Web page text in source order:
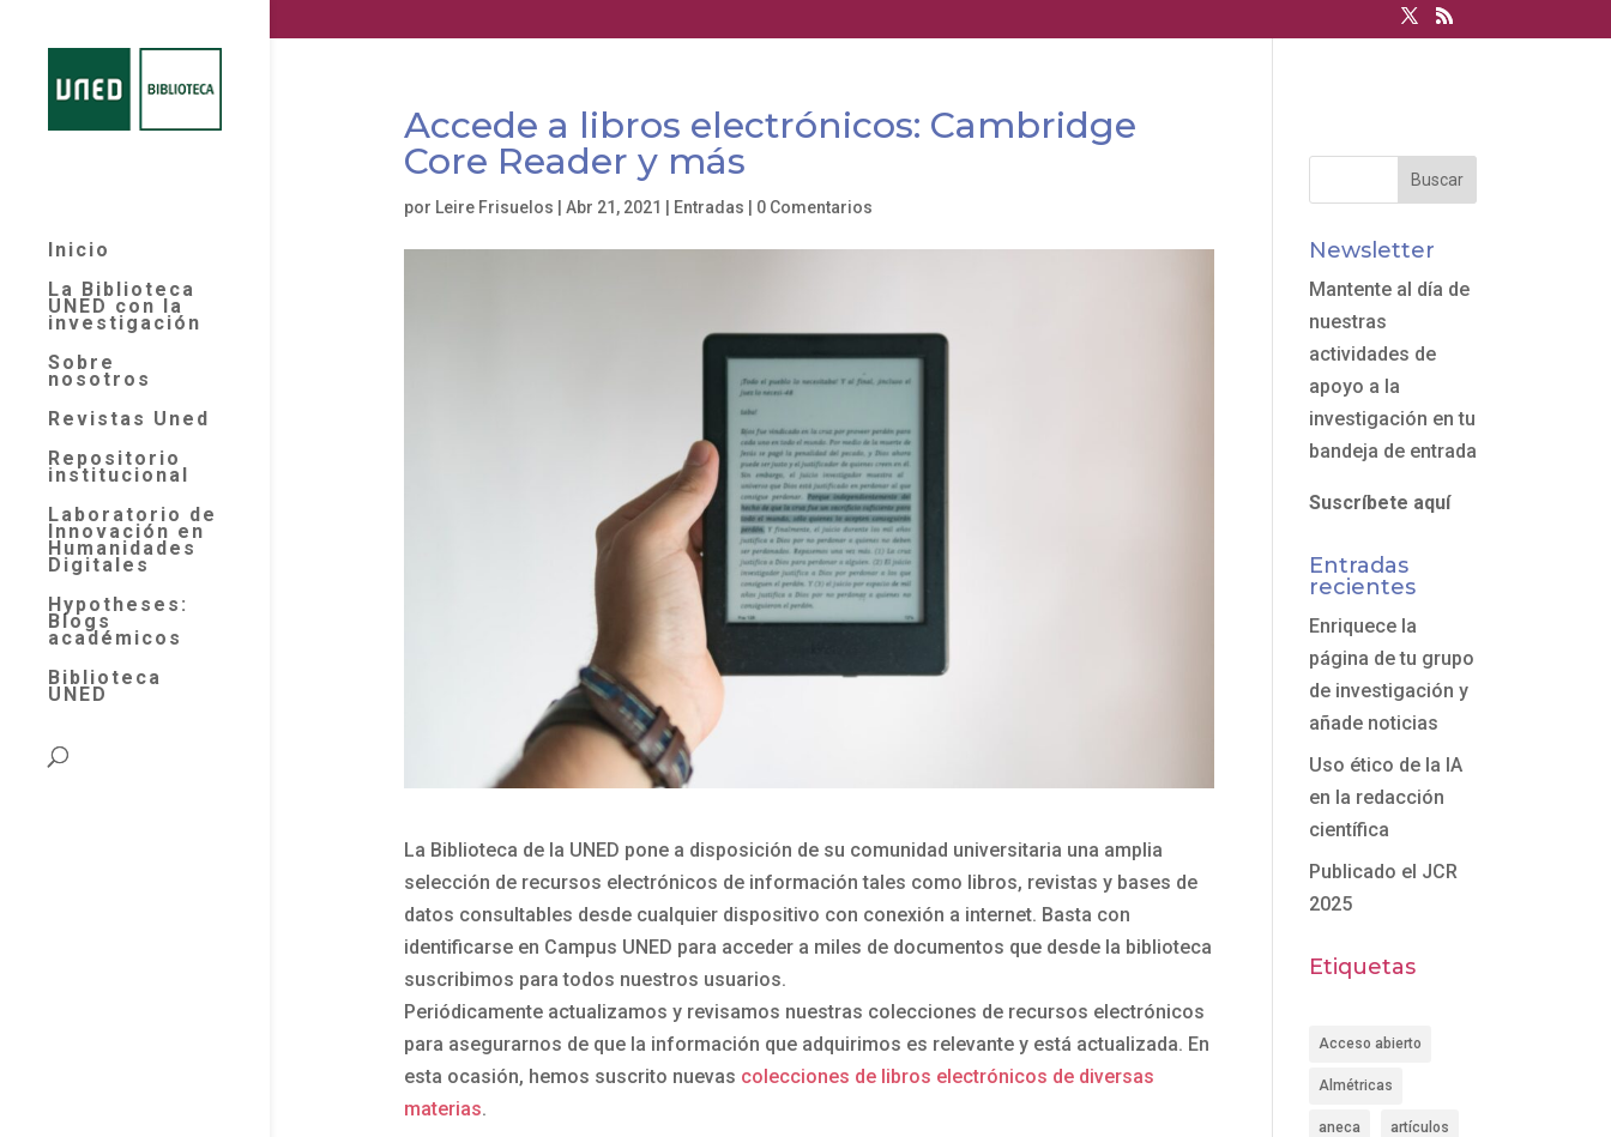
Inicio
La Biblioteca
UNED con la
investigación
Sobre
nosotros
Revistas Uned
Repositorio
institucional
Laboratorio de
Innovación en
Humanidades
Digitales
Hypotheses:
Blogs
académicos
Biblioteca
UNED
Accede a libros electrónicos: Cambridge
Core Reader y más
por Leire Frisuelos | Abr 21, 2021 | Entradas | 0 Comentarios
La Biblioteca de la UNED pone a disposición de su comunidad universitaria una amplia
selección de recursos electrónicos de información tales como libros, revistas y bases de
datos consultables desde cualquier dispositivo con conexión a internet. Basta con
identificarse en Campus UNED para acceder a miles de documentos que desde la biblioteca
suscribimos para todos nuestros usuarios.
Periódicamente actualizamos y revisamos nuestras colecciones de recursos electrónicos
para asegurarnos de que la información que adquirimos es relevante y está actualizada. En
esta ocasión, hemos suscrito nuevas colecciones de libros electrónicos de diversas
materias.
Newsletter
Mantente al día de
nuestras
actividades de
apoyo a la
investigación en tu
bandeja de entrada
Suscríbete aquí
Entradas
recientes
Enriquece la
página de tu grupo
de investigación y
añade noticias
Uso ético de la IA
en la redacción
científica
Publicado el JCR
2025
Etiquetas
Acceso abierto
Almétricas
aneca artículos